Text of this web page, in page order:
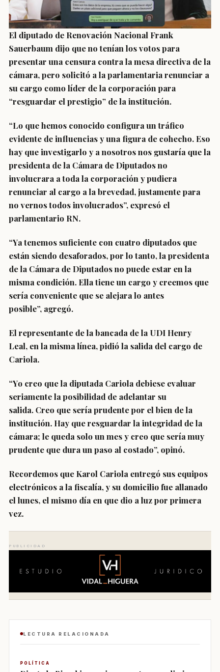
El diputado de Renovación Nacional Frank
Sauerbaum dijo que no tenían los votos para
presentar una censura contra la mesa directiva de la
cámara, pero solicitó a la parlamentaria renunciar a
su cargo como líder de la corporación para
“resguardar el prestigio” de la institución.
“Lo que hemos conocido configura un tráfico
evidente de influencias y una figura de cohecho. Eso
hay que investigarlo y a nosotrosnos gustaría que la
presidenta de la Cámara de Diputados no
involucrara a toda la corporación y pudiera
renunciar al cargo a la brevedad, justamente para
no vernos todos involucrados”, expresó el
parlamentario RN.
“Ya tenemos suficiente con cuatro diputados que
están siendo desaforados, por lo tanto, la presidenta
de la Cámara de Diputados no puede estar en la
misma condición. Ella tiene un cargo y creemos que
sería conveniente que se alejara lo antes
posible”, agregó.
El representante de la bancada de la UDI Henry
Leal, en la misma línea, pidió la salida del cargo de
Cariola.
“Yo creo que la diputada Cariola debiese evaluar
seriamente la posibilidad de adelantar su
salida. Creo que sería prudente por el bien de la
institución. Hay que resguardar la integridad de la
cámara; le queda solo un mes y creo que sería muy
prudente que dura un paso al costado”, opinó.
Recordemos que Karol Cariola entregó sus equipos
electrónicos a la fiscalía, y su domicilio fue allanado
el lunes, el mismo día en que dio a luz por primera
vez.
PUBLICIDAD
LECTURA RELACIONADA
POLÍTICA